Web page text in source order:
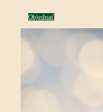
Objednať